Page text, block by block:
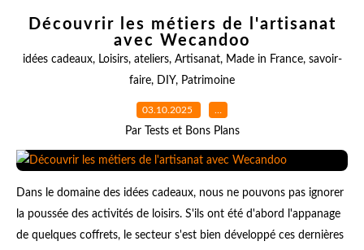
Découvrir les métiers de l'artisanat
avec Wecandoo
idées cadeaux, Loisirs, ateliers, Artisanat, Made in France, savoir-
faire, DIY, Patrimoine
03.10.2025 …
Par Tests et Bons Plans
Dans le domaine des idées cadeaux, nous ne pouvons pas ignorer
la poussée des activités de loisirs. S'ils ont été d'abord l'appanage
de quelques coffrets, le secteur s'est bien développé ces dernières